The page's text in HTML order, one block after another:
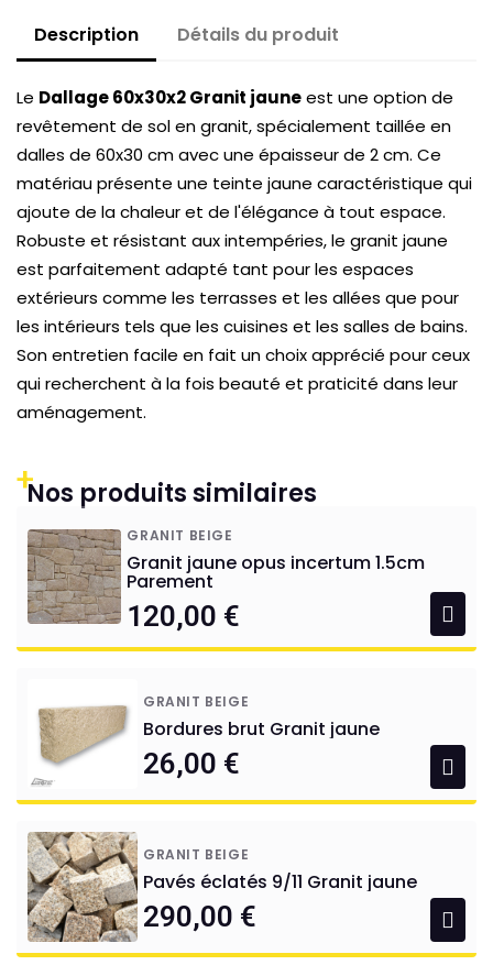
Description Détails du produit
Le Dallage 60x30x2 Granit jauneest une option de
revêtement de sol en granit, spécialement taillée en
dalles de 60x30 cm avec une épaisseur de 2 cm. Ce
matériau présente une teinte jaune caractéristique qui
ajoute de la chaleur et de l'élégance à tout espace.
Robuste et résistant aux intempéries, le granit jaune
est parfaitement adapté tant pour les espaces
extérieurs comme les terrasses et les allées que pour
les intérieurs tels que les cuisines et les salles de bains.
Son entretien facile en fait un choix apprécié pour ceux
qui recherchent à la fois beauté et praticité dans leur
aménagement.
+Nos produits similaires
GRANIT BEIGE
Granit jaune opus incertum 1.5cm
Parement
120,00 €
GRANIT BEIGE
Bordures brut Granit jaune
26,00 €
GRANIT BEIGE
Pavés éclatés 9/11 Granit jaune
290,00 €